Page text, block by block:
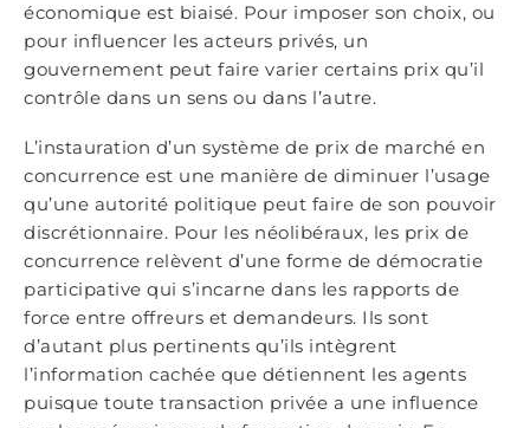
économique est biaisé. Pour imposer son choix, ou
pour influencer les acteurs privés, un
gouvernement peut faire varier certains prix qu’il
contrôle dans un sens ou dans l’autre.
L’instauration d’un système de prix de marché en
concurrence est une manière de diminuer l’usage
qu’une autorité politique peut faire de son pouvoir
discrétionnaire. Pour les néolibéraux, les prix de
concurrence relèvent d’une forme de démocratie
participative qui s’incarne dans les rapports de
force entre offreurs et demandeurs. Ils sont
d’autant plus pertinents qu’ils intègrent
l’information cachée que détiennent les agents
puisque toute transaction privée a une influence